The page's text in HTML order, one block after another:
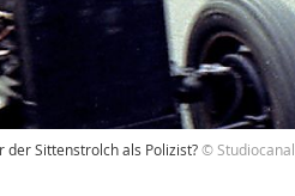
Sittenstrolch als Polizist?© Studiocanal